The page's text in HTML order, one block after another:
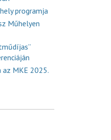
programja
Műhelyen
az MKE 2025.